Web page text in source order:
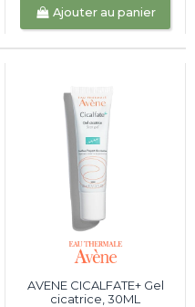
Ajouter au panier
AVENE CICALFATE+ Gel
cicatrice, 30ML